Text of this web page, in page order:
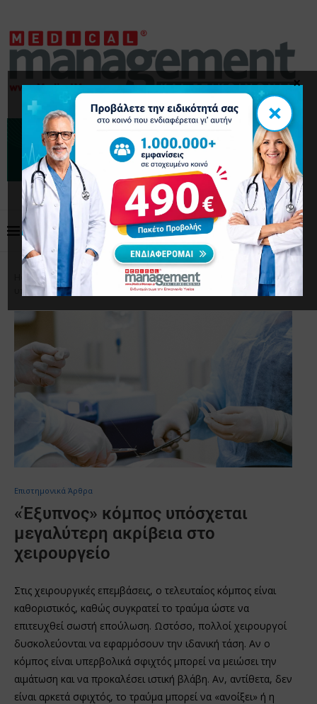
Home Επιστημονικά Άρθρα
«Έξυπνος» κόμπος
υπόσχεται μεγαλύτερη ακρίβεια στο χειρουργείο
Επιστημονικά Άρθρα
«Έξυπνος» κόμπος υπόσχεται
μεγαλύτερη ακρίβεια στο
χειρουργείο
Στις χειρουργικές επεμβάσεις, ο τελευταίος κόμπος είναι
καθοριστικός, καθώς συγκρατεί το τραύμα ώστε να
επιτευχθεί σωστή επούλωση. Ωστόσο, πολλοί χειρουργοί
δυσκολεύονται να εφαρμόσουν την ιδανική τάση. Αν ο
κόμπος είναι υπερβολικά σφιχτός μπορεί να μειώσει την
αιμάτωση και να προκαλέσει ιστική βλάβη. Αν, αντίθετα, δεν
είναι αρκετά σφιχτός, το τραύμα μπορεί να «ανοίξει» ή η
×
×